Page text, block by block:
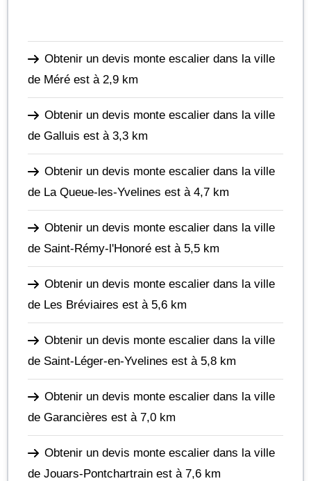
Obtenir un devis monte escalier dans la ville
de Méré est à 2,9 km
Obtenir un devis monte escalier dans la ville
de Galluis est à 3,3 km
Obtenir un devis monte escalier dans la ville
de La Queue-les-Yvelines est à 4,7 km
Obtenir un devis monte escalier dans la ville
de Saint-Rémy-l'Honoré est à 5,5 km
Obtenir un devis monte escalier dans la ville
de Les Bréviaires est à 5,6 km
Obtenir un devis monte escalier dans la ville
de Saint-Léger-en-Yvelines est à 5,8 km
Obtenir un devis monte escalier dans la ville
de Garancières est à 7,0 km
Obtenir un devis monte escalier dans la ville
de Jouars-Pontchartrain est à 7,6 km